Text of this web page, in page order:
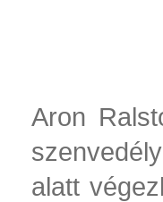
Aron
alatt